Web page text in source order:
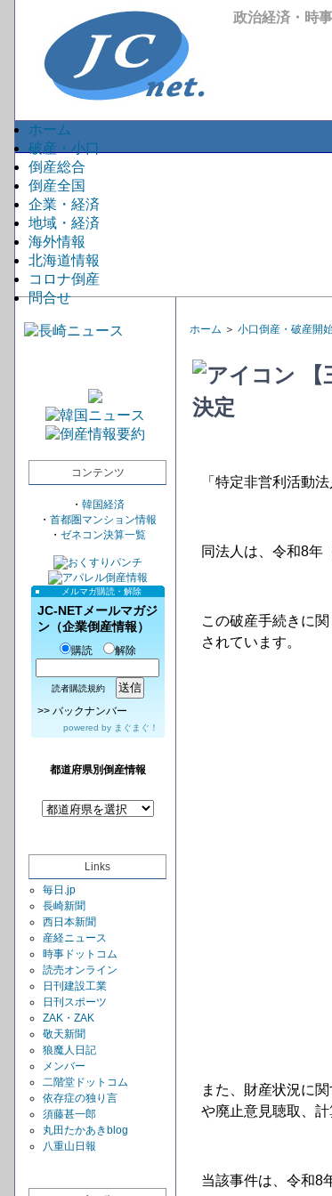
政治経済・時
ホーム
破産・小口
倒産総合
倒産全国
企業・経済
地域・経済
海外情報
北海道情報
コロナ倒産
問合せ
コンテンツ
・ 韓国経済
・ 首都圏マンション情報
・ ゼネコン決算一覧
メルマガ購読・解除
JC-NETメールマガジ
ン（企業倒産情報）
購読 解除
読者購読規約
>> バックナンバー
powered by まぐまぐ！
都道府県別倒産情報
Links
毎日.jp
長崎新聞
西日本新聞
産経ニュース
時事ドットコム
読売オンライン
日刊建設工業
日刊スポーツ
ZAK・ZAK
敬天新聞
狼魔人日記
メンバー
二階堂ドットコム
依存症の独り言
須藤甚一郎
丸田たかあきblog
八重山日報
ホーム ＞ 小口倒産・破産開
決定
「特定非営利活動
同法人は、令和8年
この破産手続きに
されています。
また、財産状況に
や廃止意見聴取、
当該事件は、令和8